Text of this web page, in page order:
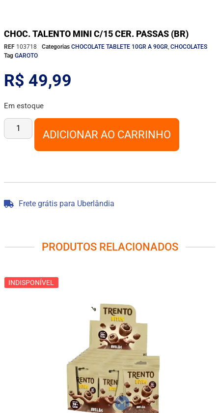
CHOC. TALENTO MINI C/15 CER. PASSAS (BR)
REF 103718 Categorias CHOCOLATE TABLETE 10GR A 90GR CHOCOLATES
Tag GAROTO
R$ 49,99
Em estoque
ADICIONAR AO CARRINHO
Frete grátis para Uberlândia
PRODUTOS RELACIONADOS
INDISPONÍVEL
INDISPONÍVEL